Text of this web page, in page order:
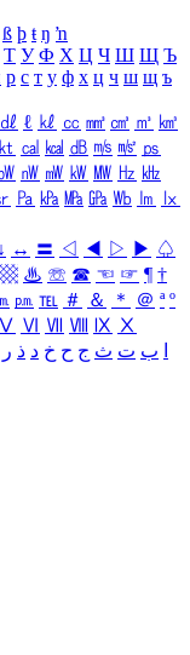
ß þ ŧ ŋ ŉ
Т У Ф Х Ц Ч Ш Щ Ъ
р с т у ф х ц ч ш щ ъ
㎗ ℓ ㎘ ㏄ ㎣ ㎤ ㎥ ㎦
㏏ ㎈ ㎉ ㏈ ㎧ ㎨ ㎰
㎻ ㎽ ㎾ ㎿ ㎐ ㎑
㎩ ㎪ ㎫ ㎬ ㏝ ㏐
㏓
↓ ↔ 〓 ◁ ◀ ▷ ▶ ♤
▩ ♨ ☏ ☎ ☜ ☞ ¶ †
㏘ ℡ ＃ ＆ ＊ ＠ ª º
Ⅴ Ⅵ Ⅶ Ⅷ Ⅸ Ⅹ
ب ت ث ج ح خ د ذ ر